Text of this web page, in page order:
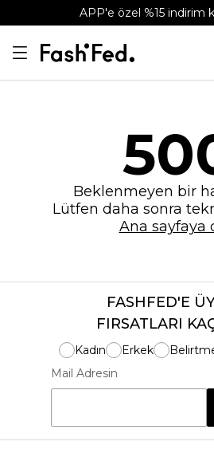
APP'e özel %15 indirim
Beklenmeyen bir
Lütfen daha sonra
Ana sayfaya
FASHFED'E
FIRSATLARI
Kadın Erkek
Mail Adresin